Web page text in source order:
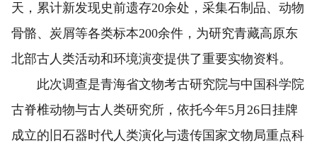
天，累计新发现史前遗存20余处，采集石制品、动物
骨骼、炭屑等各类标本200余件，为研究青藏高原东
北部古人类活动和环境演变提供了重要实物资料。
此次调查是青海省文物考古研究院与中国科学院
古脊椎动物与古人类研究所，依托今年5月26日挂牌
成立的旧石器时代人类演化与遗传国家文物局重点科